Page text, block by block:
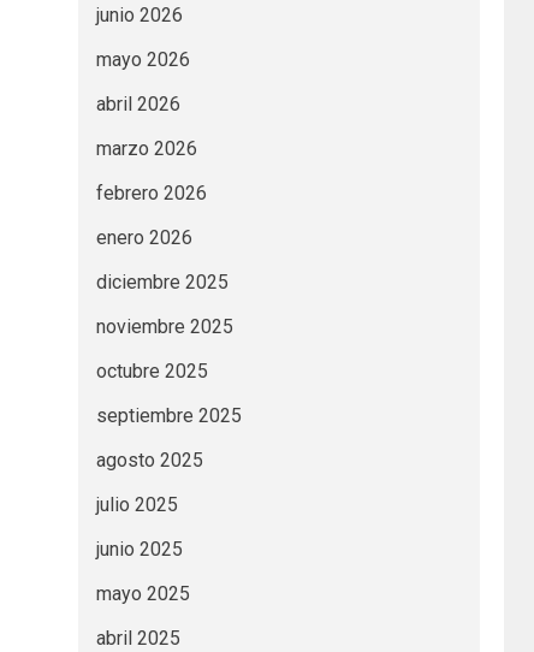
junio 2026
mayo 2026
abril 2026
marzo 2026
febrero 2026
enero 2026
diciembre 2025
noviembre 2025
octubre 2025
septiembre 2025
agosto 2025
julio 2025
junio 2025
mayo 2025
abril 2025